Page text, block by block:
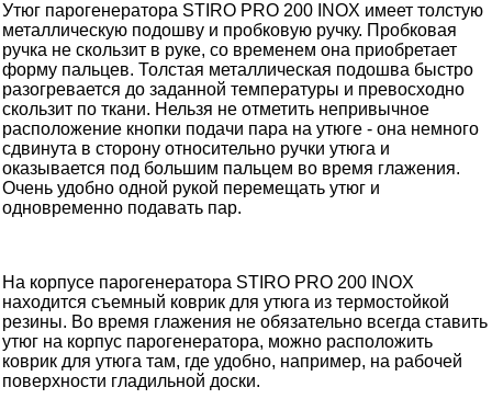
Утюг парогенератора STIRO PRO 200 INOX имеет толстую
металлическую подошву и пробковую ручку. Пробковая
ручка не скользит в руке, со временем она приобретает
форму пальцев. Толстая металлическая подошва быстро
разогревается до заданной температуры и превосходно
скользит по ткани. Нельзя не отметить непривычное
расположение кнопки подачи пара на утюге - она немного
сдвинута в сторону относительно ручки утюга и
оказывается под большим пальцем во время глажения.
Очень удобно одной рукой перемещать утюг и
одновременно подавать пар.
На корпусе парогенератора STIRO PRO 200 INOX
находится съемный коврик для утюга из термостойкой
резины. Во время глажения не обязательно всегда ставить
утюг на корпус парогенератора, можно расположить
коврик для утюга там, где удобно, например, на рабочей
поверхности гладильной доски.